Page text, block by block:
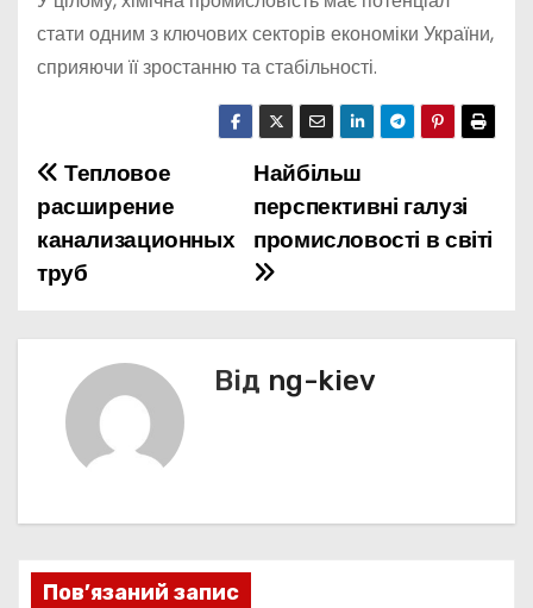
стати одним з ключових секторів економіки України,
сприяючи її зростанню та стабільності.
Н
а
в
і
і
я
Найбільш
перспективні галузі
промисловості в світі
Тепловое
расширение
канализационных
труб
Від ng-kiev
Пов’язаний запис